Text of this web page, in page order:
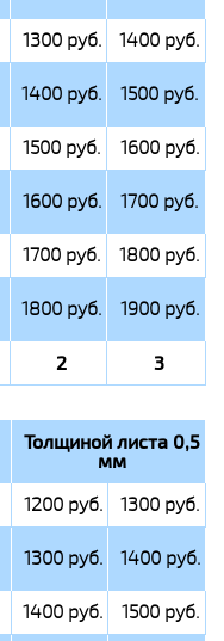
1300 руб.
1400 руб.
1400 руб. 1500 руб.
1500 руб.
1600 руб.
1600 руб. 1700 руб.
1700 руб.
1800 руб.
1800 руб. 1900 руб.
2 3
Толщиной листа 0,5
мм
1200 руб.
1300 руб.
1300 руб. 1400 руб.
1400 руб.
1500 руб.